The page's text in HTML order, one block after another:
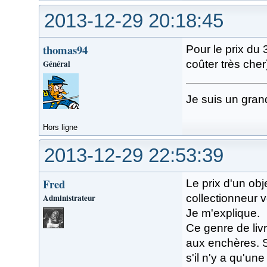
2013-12-29 20:18:45
thomas94
Général
Pour le prix du
coûter très
Je suis un
Hors ligne
2013-12-29 22:53:39
Fred
Administrateur
Le prix d'un
collectionneur
Je m'explique.
Ce genre de
aux enchères.
s'il n'y a